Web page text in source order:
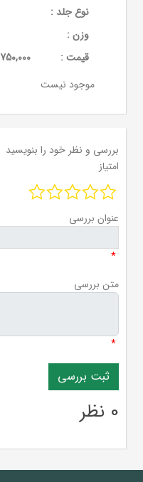
نوع جلد :
وزن :
قيمت :
750,000 ریال
موجود نیست
بررسی و نظر خود را بنویسید
امتیاز
عنوان بررسی
*
متن بررسی
*
0 نظر